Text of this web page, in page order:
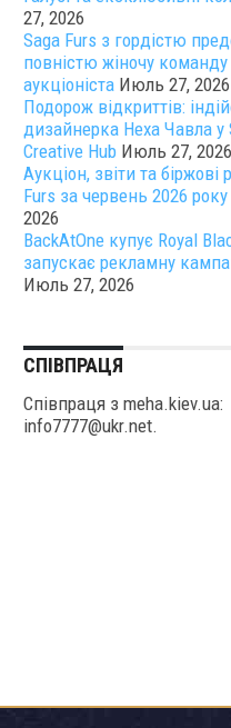
27, 2026
Saga Furs з гордістю
повністю жіночу команду
аукціоніста Июль 27, 2026
Подорож відкриттів:
дизайнерка Неха Чавла у
Creative Hub Июль 27, 2026
Аукціон, звіти та біржові
Furs за червень 2026 року
2026
BackAtOne купує Royal
запускає рекламну
Июль 27, 2026
СПІВПРАЦЯ
Співпраця з meha.kiev.ua:
info7777@ukr.net.